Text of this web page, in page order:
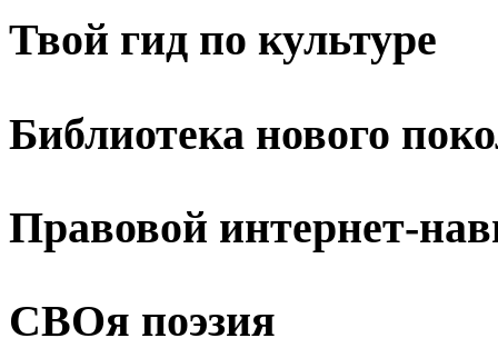
Твой гид по культуре
Библиотека нового
Правовой интернет-
СВОя поэзия